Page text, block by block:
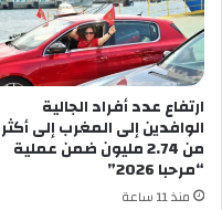
ارتفاع عدد أفراد الجالية
الوافدين إلى المغرب إلى أكثر
من 2.74 مليون ضمن عملية
“مرحبا 2026”
منذ 11 ساعة